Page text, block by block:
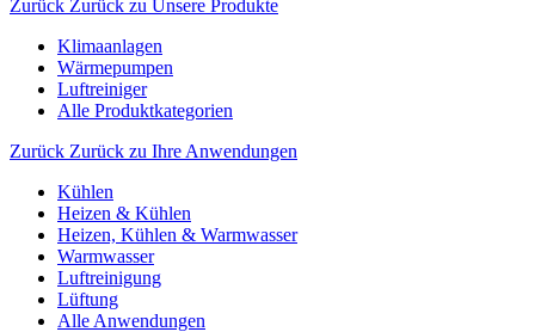
Zurück Zurück zu Unsere Produkte
Klimaanlagen
Wärmepumpen
Luftreiniger
Alle Produktkategorien
Zurück Zurück zu Ihre Anwendungen
Kühlen
Heizen & Kühlen
Heizen, Kühlen & Warmwasser
Warmwasser
Luftreinigung
Lüftung
Alle Anwendungen